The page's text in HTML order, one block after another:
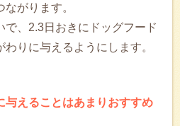
がります。
で、2.3日おきにドッグフード
りに与えるようにします。
与えることはあまりおすすめ